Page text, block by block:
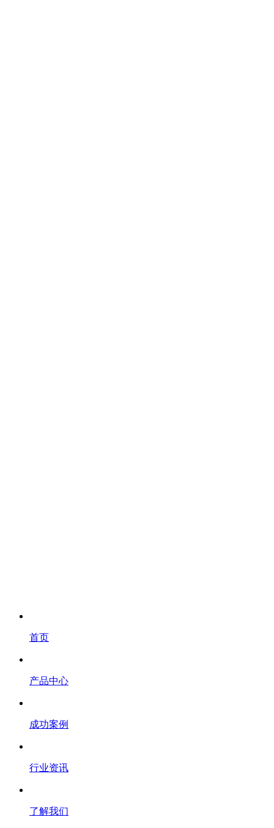
首页
产品中心
成功案例
行业资讯
了解我们